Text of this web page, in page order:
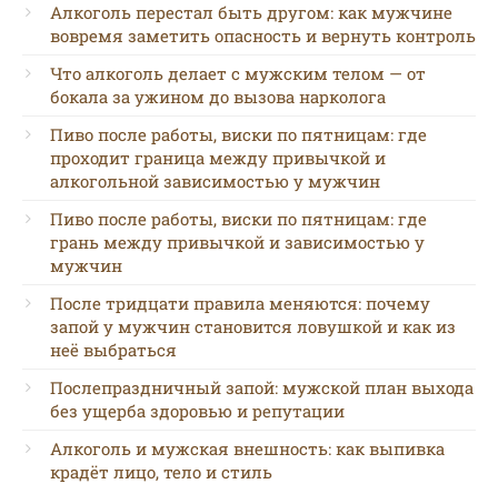
Алкоголь перестал быть другом: как мужчине
вовремя заметить опасность и вернуть контроль
Что алкоголь делает с мужским телом — от
бокала за ужином до вызова нарколога
Пиво после работы, виски по пятницам: где
проходит граница между привычкой и
алкогольной зависимостью у мужчин
Пиво после работы, виски по пятницам: где
грань между привычкой и зависимостью у
мужчин
После тридцати правила меняются: почему
запой у мужчин становится ловушкой и как из
неё выбраться
Послепраздничный запой: мужской план выхода
без ущерба здоровью и репутации
Алкоголь и мужская внешность: как выпивка
крадёт лицо, тело и стиль